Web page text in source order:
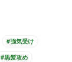
#強気受け
#黒髪攻め